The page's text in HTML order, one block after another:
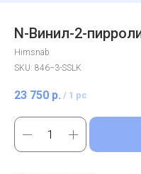
N-Винил-2-
Himsnab
SKU: 846−3-SSLK
23 750 р. / 1 pc